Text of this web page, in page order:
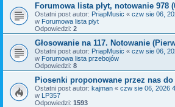
Forumowa lista płyt, notowanie 978
Ostatni post autor: PriapMusic « czw sie 06,
w Forumowa lista płyt
Odpowiedzi: 2
Głosowanie na 117. Notowanie
Ostatni post autor: PriapMusic « czw sie 06,
w Forumowa lista przebojów
Odpowiedzi: 8
Piosenki proponowane przez nas do
Ostatni post autor: kajman « czw sie 06, 2026
w LP357
Odpowiedzi: 1593